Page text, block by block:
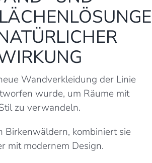
Wandverkleidung der Linie
wurde, um Räume mit
zu verwandeln.
Birkenwäldern, kombiniert sie
mit modernem Design.